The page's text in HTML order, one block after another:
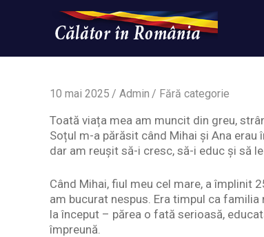
Calatorinromania
WordPress
10 mai 2025 Admin Fără categorie
Toată viața mea am muncit din greu,
Soțul m-a părăsit când Mihai și Ana
dar am reușit să-i cresc, să-i educ și să
Când Mihai, fiul meu cel mare, a împlinit
am bucurat nespus. Era timpul ca
la început – părea o fată serioasă,
împreună.